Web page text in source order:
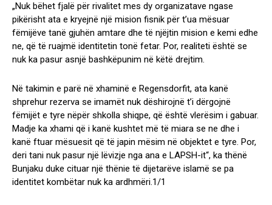
„Nuk bëhet fjalë për rivalitet mes dy organizatave ngase
pikërisht ata e kryejnë një mision fisnik për t’ua mësuar
fëmijëve tanë gjuhën amtare dhe të njëjtin mision e kemi edhe
ne, që të ruajmë identitetin tonë fetar. Por, realiteti është se
nuk ka pasur asnjë bashkëpunim në këtë drejtim.
Në takimin e parë në xhaminë e Regensdorfit, ata kanë
shprehur rezerva se imamët nuk dëshirojnë t’i dërgojnë
fëmijët e tyre nëpër shkolla shiqpe, që është vlerësim i gabuar.
Madje ka xhami që i kanë kushtet më të miara se ne dhe i
kanë ftuar mësuesit që të japin mësim në objektet e tyre. Por,
deri tani nuk pasur një lëvizje nga ana e LAPSH-it“, ka thënë
Bunjaku duke cituar një thënie të dijetarëve islamë se pa
identitet kombëtar nuk ka ardhmëri.1/1